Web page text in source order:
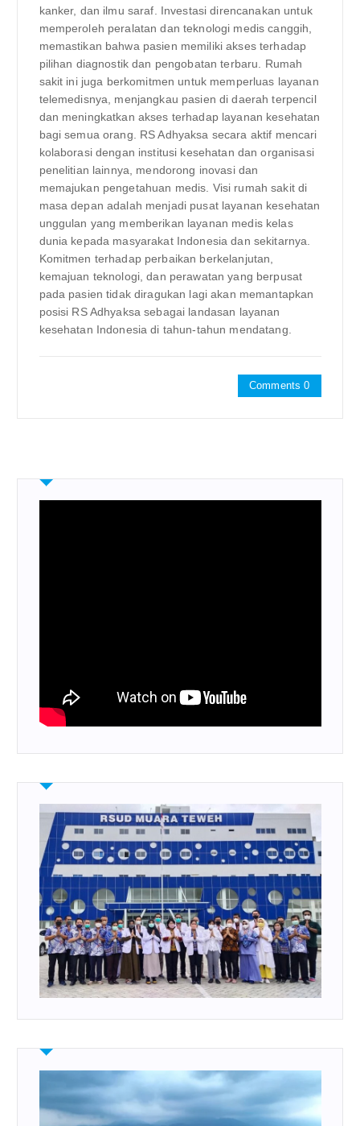
kanker, dan ilmu saraf. Investasi direncanakan untuk
memperoleh peralatan dan teknologi medis canggih,
memastikan bahwa pasien memiliki akses terhadap
pilihan diagnostik dan pengobatan terbaru. Rumah
sakit ini juga berkomitmen untuk memperluas layanan
telemedisnya, menjangkau pasien di daerah terpencil
dan meningkatkan akses terhadap layanan kesehatan
bagi semua orang. RS Adhyaksa secara aktif mencari
kolaborasi dengan institusi kesehatan dan organisasi
penelitian lainnya, mendorong inovasi dan
memajukan pengetahuan medis. Visi rumah sakit di
masa depan adalah menjadi pusat layanan kesehatan
unggulan yang memberikan layanan medis kelas
dunia kepada masyarakat Indonesia dan sekitarnya.
Komitmen terhadap perbaikan berkelanjutan,
kemajuan teknologi, dan perawatan yang berpusat
pada pasien tidak diragukan lagi akan memantapkan
posisi RS Adhyaksa sebagai landasan layanan
kesehatan Indonesia di tahun-tahun mendatang.
Comments 0